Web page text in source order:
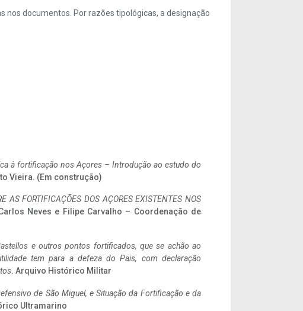
nos documentos. Por razões tipológicas, a designação
à fortificação nos Açores – Introdução ao estudo do
Vieira. (Em construção)
AS FORTIFICAÇÕES DOS AÇORES EXISTENTES NOS
Neves e Filipe Carvalho – Coordenação de
e outros pontos fortificados, que se achão ao
tem para a defeza do Pais, com declaração
. Arquivo Histórico Militar
de São Miguel, e Situação da Fortificação e da
Ultramarino